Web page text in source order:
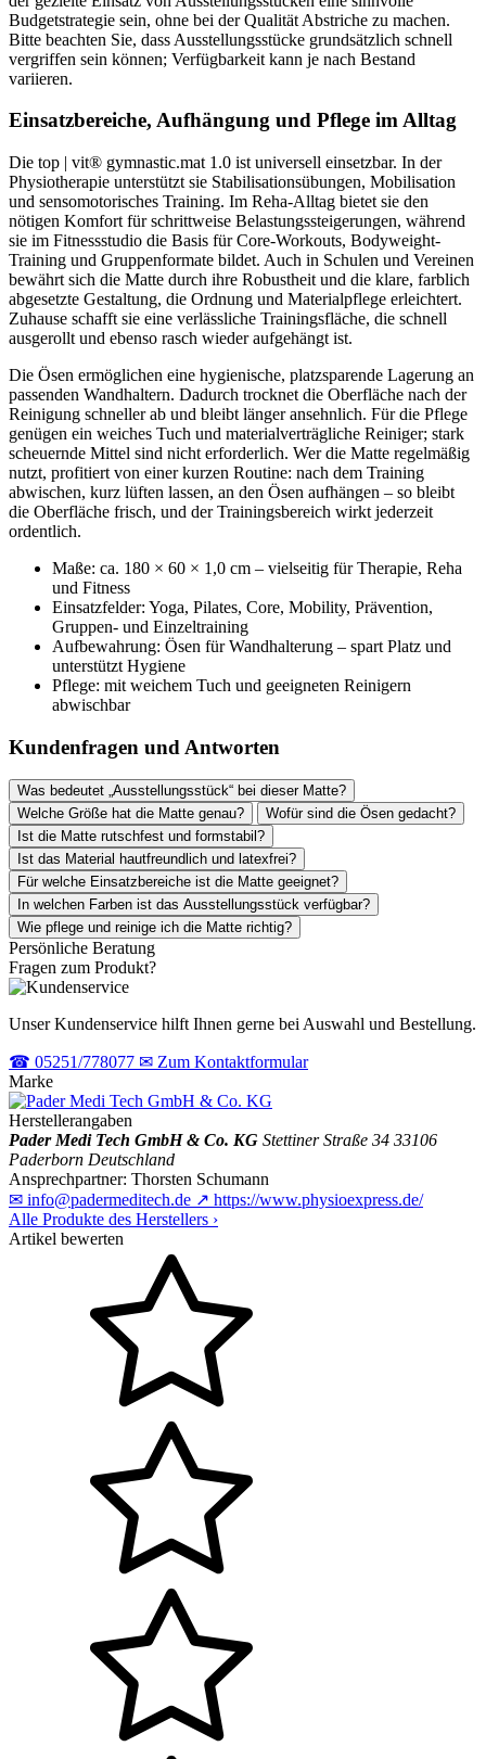
Budgetstrategie sein, ohne bei der Qualität Abstriche zu machen.
Bitte beachten Sie, dass Ausstellungsstücke grundsätzlich schnell
vergriffen sein können; Verfügbarkeit kann je nach Bestand
variieren.
Einsatzbereiche, Aufhängung und Pflege im Alltag
Die top | vit® gymnastic.mat 1.0 ist universell einsetzbar. In der
Physiotherapie unterstützt sie Stabilisationsübungen, Mobilisation
und sensomotorisches Training. Im Reha-Alltag bietet sie den
nötigen Komfort für schrittweise Belastungssteigerungen, während
sie im Fitnessstudio die Basis für Core-Workouts, Bodyweight-
Training und Gruppenformate bildet. Auch in Schulen und Vereinen
bewährt sich die Matte durch ihre Robustheit und die klare, farblich
abgesetzte Gestaltung, die Ordnung und Materialpflege erleichtert.
Zuhause schafft sie eine verlässliche Trainingsfläche, die schnell
ausgerollt und ebenso rasch wieder aufgehängt ist.
Die Ösen ermöglichen eine hygienische, platzsparende Lagerung an
passenden Wandhaltern. Dadurch trocknet die Oberfläche nach der
Reinigung schneller ab und bleibt länger ansehnlich. Für die Pflege
genügen ein weiches Tuch und materialverträgliche Reiniger; stark
scheuernde Mittel sind nicht erforderlich. Wer die Matte regelmäßig
nutzt, profitiert von einer kurzen Routine: nach dem Training
abwischen, kurz lüften lassen, an den Ösen aufhängen – so bleibt
die Oberfläche frisch, und der Trainingsbereich wirkt jederzeit
ordentlich.
Maße: ca. 180 × 60 × 1,0 cm – vielseitig für Therapie, Reha
und Fitness
Einsatzfelder: Yoga, Pilates, Core, Mobility, Prävention,
Gruppen- und Einzeltraining
Aufbewahrung: Ösen für Wandhalterung – spart Platz und
unterstützt Hygiene
Pflege: mit weichem Tuch und geeigneten Reinigern
abwischbar
Kundenfragen und Antworten
Was bedeutet „Ausstellungsstück“ bei dieser Matte?
Welche Größe hat die Matte genau?
Wofür sind die Ösen gedacht?
Ist die Matte rutschfest und formstabil?
Ist das Material hautfreundlich und latexfrei?
Für welche Einsatzbereiche ist die Matte geeignet?
In welchen Farben ist das Ausstellungsstück verfügbar?
Wie pflege und reinige ich die Matte richtig?
Persönliche Beratung
Fragen zum Produkt?
Unser Kundenservice hilft Ihnen gerne bei Auswahl und Bestellung.
☎ 05251/778077 ✉ Zum Kontaktformular
Marke
Herstellerangaben
Pader Medi Tech GmbH & Co. KG Stettiner Straße 34 33106
Paderborn Deutschland
Ansprechpartner: Thorsten Schumann
✉ info@padermeditech.de ↗ https://www.physioexpress.de/
Alle Produkte des Herstellers ›
Artikel bewerten